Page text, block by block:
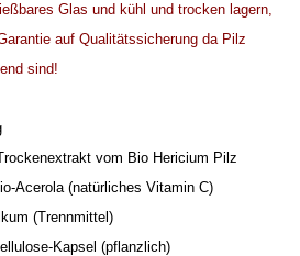
Glas und kühl und trocken lagern,
auf Qualitätssicherung da Pilz
sind!
vom Bio Hericium Pilz
Vitamin C)
(pflanzlich)